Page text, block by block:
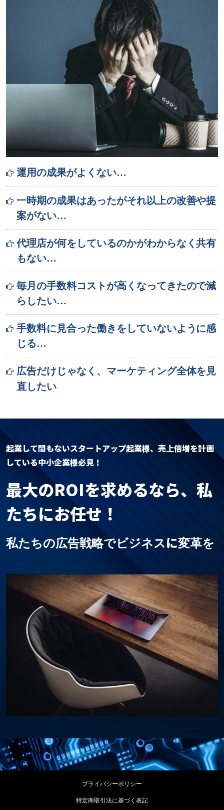
運用の成果がよくない…
一時期の成果はあったがそれ以上の改善や提
案がない…
代理店が何をしているのかがわからなく共有
もない…
毎月の手数料コストが高くなってきたので減
らしたい…
手数料に見合った働きをしていないように感
じる…
広告だけじゃなく、マーケティング全体を見
直したい
起業して間もないスタートアップ起業様、売上倍増を計画
している中小企業様必見！
最大のROIを求めるなら、私
たちにお任せ！
私たちの広告戦略でビジネスに変革を
プライバシーポリシー
特定商取引法に基づく表記